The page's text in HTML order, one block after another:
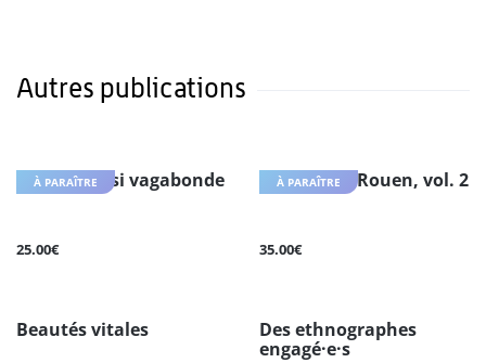
Autres publications
À PARAÎTRE
Une allure si vagabonde
25.00€
À PARAÎTRE
Histoire de Rouen, vol. 2
35.00€
Beautés vitales
Des ethnographes
engagé·e·s